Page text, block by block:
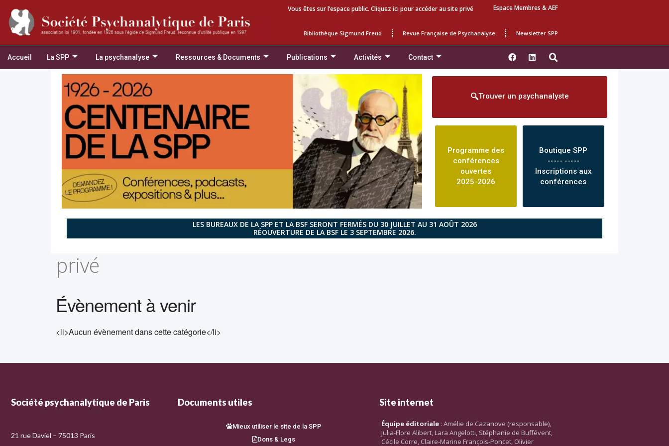
Vous êtes sur l’espace public. Cliquez ici pour accéder au site privé Espace Membres & AEF
Bibliothèque Sigmund Freud Revue Française de Psychanalyse Newsletter SPP
Accueil La SPP La psychanalyse Ressources & Documents Publications Activités Contact
Trouver un psychanalyste
Programme des
conférences
ouvertes
2025-2026
Boutique SPP
----- -----
Inscriptions aux
conférences
LES BUREAUX DE LA SPP ET LA BSF SERONT FERMÉS DU 30 JUILLET AU 31 AOÛT 2026
RÉOUVERTURE DE LA BSF LE 3 SEPTEMBRE 2026.
privé
Évènement à venir
<li>Aucun évènement dans cette catégorie</li>
Société psychanalytique de Paris
21 rue Daviel – 75013 Paris
Documents utiles
Mieux utiliser le site de la SPP
Dons & Legs
Site internet
Équipe éditoriale : Amélie de Cazanove (responsable),
Julia-Flore Alibert, Lara Angelotti, Stéphanie de Buffévent,
Cécile Corre, Claire-Marine François-Poncet, Olivier